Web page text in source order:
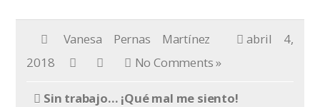
Vanesa Pernas Martínez
abril 4,
2018
No Comments »
Sin trabajo… ¡Qué mal me siento!